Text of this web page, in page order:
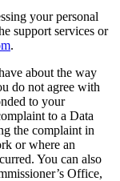
your personal
support services or
.
about the way
do not agree with
to your
to a Data
the complaint in
or where an
You can also
Office,